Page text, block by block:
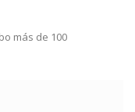
más de 100